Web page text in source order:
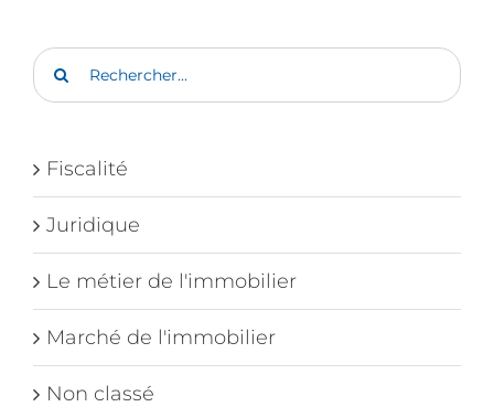
Rechercher:
Fiscalité
Juridique
Le métier de l'immobilier
Marché de l'immobilier
Non classé